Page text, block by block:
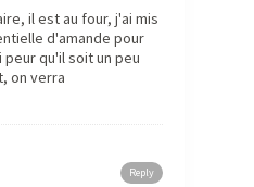
il est au four, j'ai mis
d'amande pour
qu'il soit un peu
on verra
Reply